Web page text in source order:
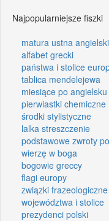
Najpopularniejsze fiszki
matura ustna
alfabet grecki
państwa i stolice
tablica mendelejewa
miesiące po angielsku
pierwiastki chemiczne
środki stylistyczne
lalka streszczenie
podstawowe zwroty
wierzę w boga
bogowie greccy
flagi europy
związki frazeologiczne
województwa i stolice
prezydenci polski